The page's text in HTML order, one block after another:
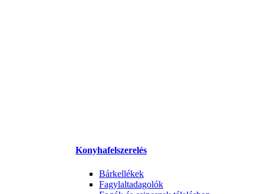
Konyhafelszerelés
Bárkellékek
Fagylaltadagolók